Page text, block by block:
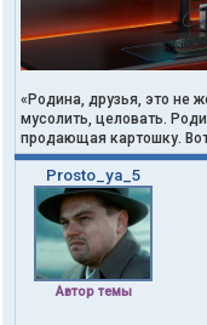
«Родина, друзья, это не
мусолить, целовать.
продающая картошку.
Prosto_ya_5
Автор темы